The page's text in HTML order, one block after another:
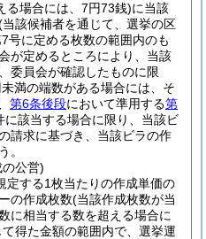
る場合には、7円73銭)に当該
当該候補者を通じて、選挙の区
号に定める枚数の範囲内のも
が定めるところにより、当該
委員会が確認したものに限
満の端数がある場合には、そ
第6条後段において準用する第
に該当する場合に限り、当該ビ
請求に基づき、当該ビラの作
。
公営)
定する1枚当たりの作成単価の
の作成枚数(当該作成枚数が当
に相当する数を超える場合に
て得た金額の範囲内で、選挙運